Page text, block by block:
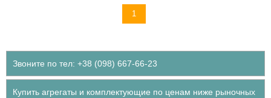
1
Звоните по тел: +38 (098) 667-66-23
Купить агрегаты и комплектующие по ценам ниже рыночных